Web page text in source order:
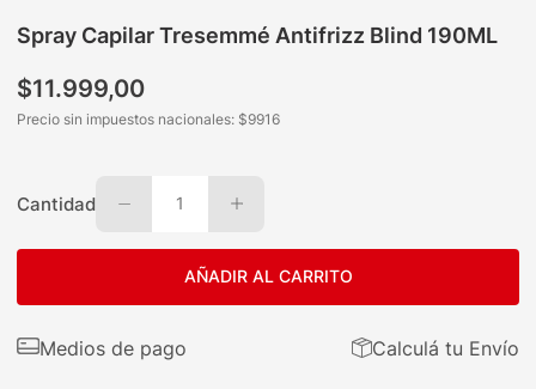
Spray Capilar Tresemmé Antifrizz Blind 190ML
$11.999,00
Precio sin impuestos nacionales: $9916
Cantidad 1
AÑADIR AL CARRITO
Medios de pago Calculá tu Envío